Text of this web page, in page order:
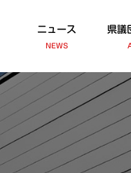
ニュース
NEWS
県議